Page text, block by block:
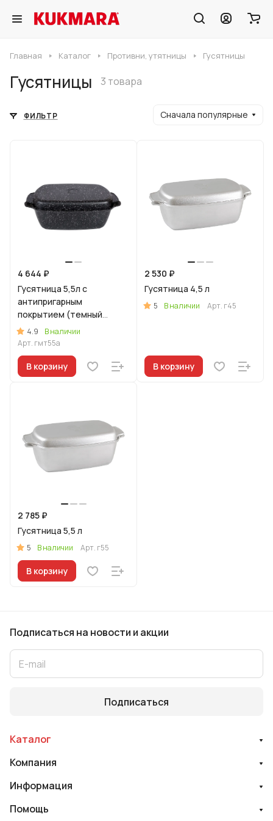
Главная Каталог Противни, утятницы Гусятницы
Гусятницы 3 товара
ФИЛЬТР Сначала популярные
4 644 ₽
Гусятница 5,5л с
антипригарным
покрытием (темный
мрамор)
4.9
В наличии
Арт. гмт55а
В корзину
2 530 ₽
Гусятница 4,5 л
5 В наличии Арт. г45
В корзину
2 785 ₽
Гусятница 5,5 л
5 В наличии Арт. г55
В корзину
Подписаться на новости и акции
Подписаться
Каталог
Компания
Информация
Помощь